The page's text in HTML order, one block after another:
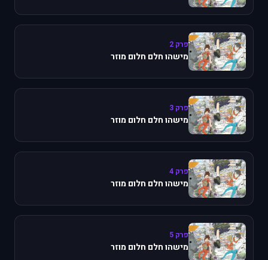
פרק 2
מישהו חלם חלום מוזר
פרק 3
מישהו חלם חלום מוזר
פרק 4
מישהו חלם חלום מוזר
פרק 5
מישהו חלם חלום מוזר